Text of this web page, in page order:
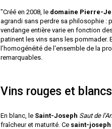
"Créé en 2008, le domaine Pierre-
agrandi sans perdre sa philosophie :
vendange entière varie en fonction
patinent les vins sans les pommader.
l’homogénéité de l'ensemble de la
remarquables.
Vins rouges et
En blanc, le Saint-Joseph Saut de
fraîcheur et maturité. Ce saint-joseph